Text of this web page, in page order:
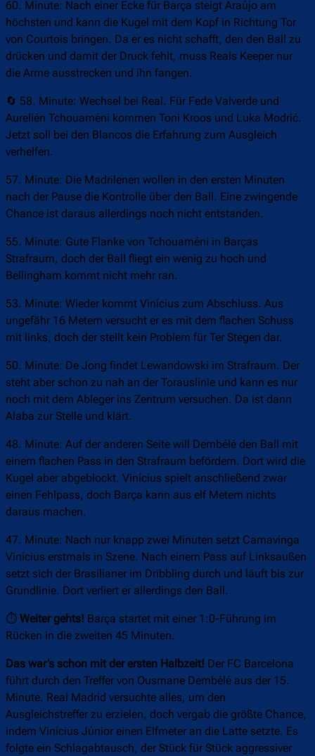
60. Minute: Nach einer Ecke für Barça steigt Araújo am
höchsten und kann die Kugel mit dem Kopf in Richtung Tor
von Courtois bringen. Da er es nicht schafft, den den Ball zu
drücken und damit der Druck fehlt, muss Reals Keeper nur
die Arme ausstrecken und ihn fangen.
🔄 58. Minute: Wechsel bei Real. Für Fede Valverde und
Aurelién Tchouaméni kommen Toni Kroos und Luka Modrić.
Jetzt soll bei den Blancos die Erfahrung zum Ausgleich
verhelfen.
57. Minute: Die Madrilenen wollen in den ersten Minuten
nach der Pause die Kontrolle über den Ball. Eine zwingende
Chance ist daraus allerdings noch nicht entstanden.
55. Minute: Gute Flanke von Tchouaméni in Barças
Strafraum, doch der Ball fliegt ein wenig zu hoch und
Bellingham kommt nicht mehr ran.
53. Minute: Wieder kommt Vinícius zum Abschluss. Aus
ungefähr 16 Metern versucht er es mit dem flachen Schuss
mit links, doch der stellt kein Problem für Ter Stegen dar.
50. Minute: De Jong findet Lewandowski im Strafraum. Der
steht aber schon zu nah an der Torauslinie und kann es nur
noch mit dem Ableger ins Zentrum versuchen. Da ist dann
Alaba zur Stelle und klärt.
48. Minute: Auf der anderen Seite will Dembélé den Ball mit
einem flachen Pass in den Strafraum befördern. Dort wird die
Kugel aber abgeblockt. Vinícius spielt anschließend zwar
einen Fehlpass, doch Barça kann aus elf Metern nichts
daraus machen.
47. Minute: Nach nur knapp zwei Minuten setzt Camavinga
Vinícius erstmals in Szene. Nach einem Pass auf Linksaußen
setzt sich der Brasilianer im Dribbling durch und läuft bis zur
Grundlinie. Dort verliert er allerdings den Ball.
⏱ Weiter gehts! Barça startet mit einer 1:0-Führung im
Rücken in die zweiten 45 Minuten.
Das war’s schon mit der ersten Halbzeit! Der FC Barcelona
führt durch den Treffer von Ousmane Dembélé aus der 15.
Minute. Real Madrid versuchte alles, um den
Ausgleichstreffer zu erzielen, doch vergab die größte Chance,
indem Vinícius Júnior einen Elfmeter an die Latte setzte. Es
folgte ein Schlagabtausch, der Stück für Stück aggressiver